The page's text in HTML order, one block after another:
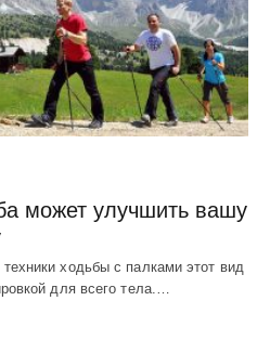
может улучшить вашу
ходьбы с палками этот вид
для всего тела.…